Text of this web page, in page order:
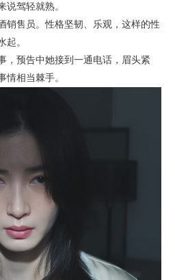
说驾轻就熟。
销售员。性格坚韧、乐观，这样的性
起。
，预告中她接到一通电话，眉头紧
情相当棘手。